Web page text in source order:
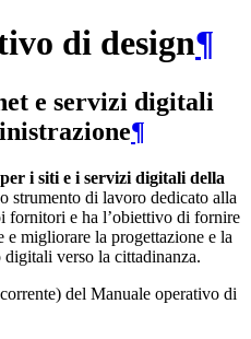
di design¶
e servizi digitali
¶
i siti e i servizi digitali della
strumento di lavoro dedicato alla
fornitori e ha l’obiettivo di fornire
migliorare la progettazione e la
verso la cittadinanza.
del Manuale operativo di